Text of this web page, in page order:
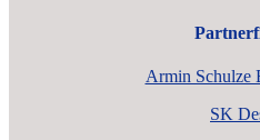
Armin Schulze
SK